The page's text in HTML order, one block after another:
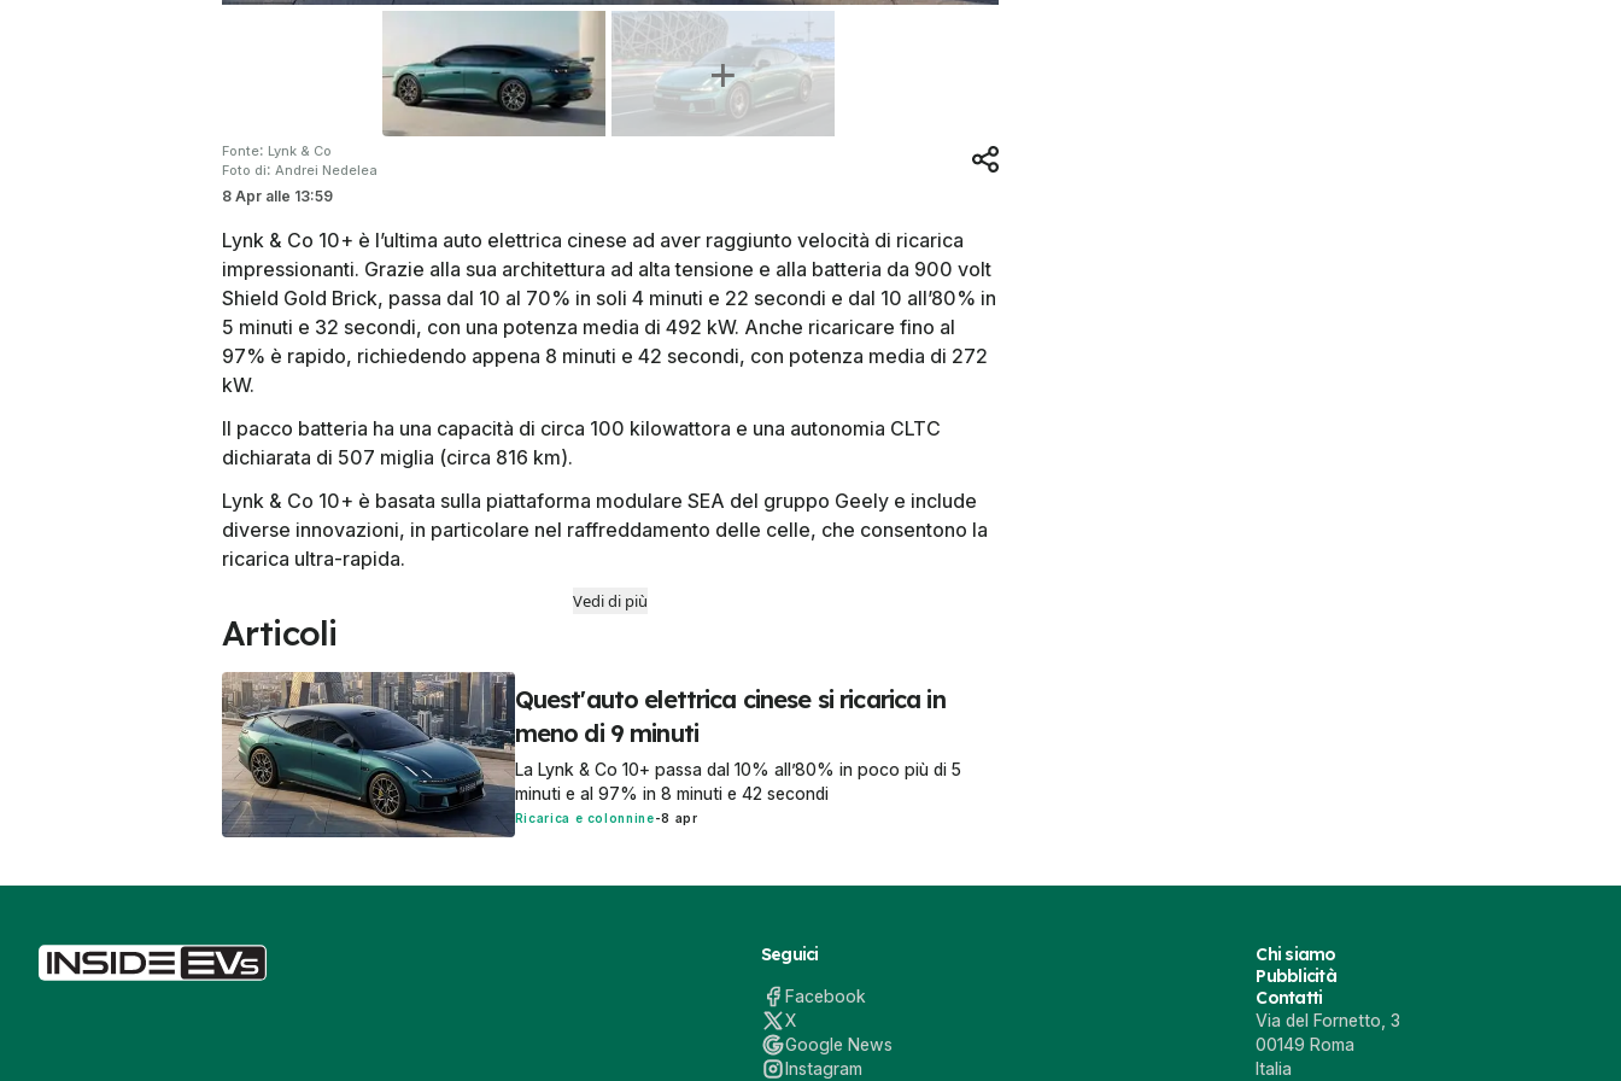
Fonte: Lynk & Co
Foto di: Andrei Nedelea
8 Apr alle 13:59
Lynk & Co 10+ è l’ultima auto elettrica cinese ad aver raggiunto velocità di ricarica
impressionanti. Grazie alla sua architettura ad alta tensione e alla batteria da 900 volt
Shield Gold Brick, passa dal 10 al 70% in soli 4 minuti e 22 secondi e dal 10 all’80% in
5 minuti e 32 secondi, con una potenza media di 492 kW. Anche ricaricare fino al
97% è rapido, richiedendo appena 8 minuti e 42 secondi, con potenza media di 272
kW.
Il pacco batteria ha una capacità di circa 100 kilowattora e una autonomia CLTC
dichiarata di 507 miglia (circa 816 km).
Lynk & Co 10+ è basata sulla piattaforma modulare SEA del gruppo Geely e include
diverse innovazioni, in particolare nel raffreddamento delle celle, che consentono la
ricarica ultra-rapida.
Vedi di più
Articoli
Quest'auto elettrica cinese si ricarica in
meno di 9 minuti
La Lynk & Co 10+ passa dal 10% all’80% in poco più di 5
minuti e al 97% in 8 minuti e 42 secondi
Ricarica e colonnine-8 apr
Seguici
Facebook
X
Google News
Instagram
Chi siamo
Pubblicità
Contatti
Via del Fornetto, 3
00149 Roma
Italia